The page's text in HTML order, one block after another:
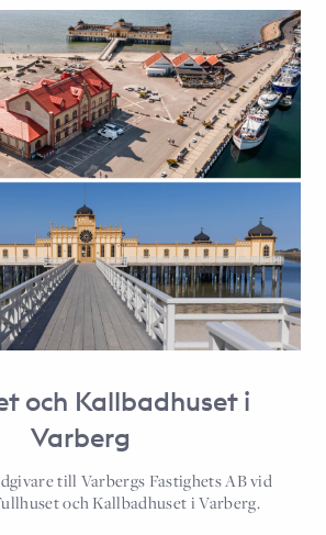
och Kallbadhuset i
Varberg
till Varbergs Fastighets AB vid
och Kallbadhuset i Varberg.